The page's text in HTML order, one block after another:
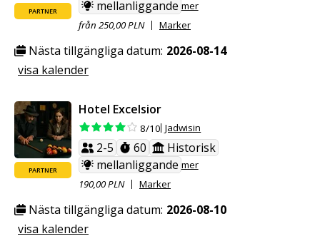
PARTNER mellanliggande mer
från 250,00 PLN
Marker
Nästa tillgängliga datum: 2026-08-14
visa kalender
PARTNER
Hotel Excelsior
8/10 Jadwisin
2-5 60
Historisk
mellanliggande mer
190,00 PLN
Marker
Nästa tillgängliga datum: 2026-08-10
visa kalender